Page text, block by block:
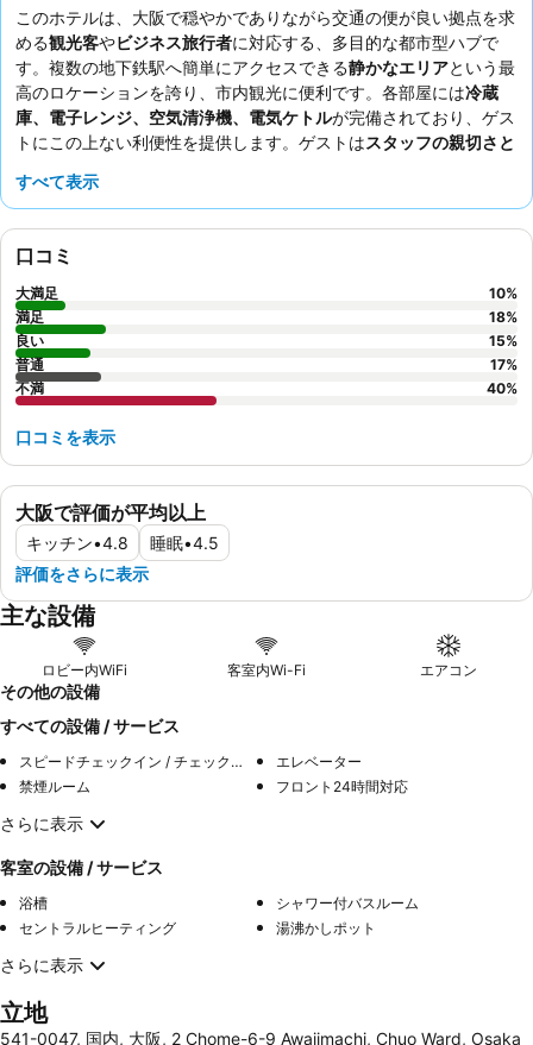
このホテルは、大阪で穏やかでありながら交通の便が良い拠点を求
める観光客やビジネス旅行者に対応する、多目的な都市型ハブで
す。複数の地下鉄駅へ簡単にアクセスできる静かなエリアという最
高のロケーションを誇り、市内観光に便利です。各部屋には冷蔵
庫、電子レンジ、空気清浄機、電気ケトルが完備されており、ゲス
トにこの上ない利便性を提供します。ゲストはスタッフの親切さと
ですが、全体的な価値が頻繁に強調されています。より静かな滞在
すべて表示
大阪で評価が平均以上
キッチン•4.8 睡眠•4.5
評価をさらに表示
口コミ
大満足 10%
満足
18%
良い
15%
普通
17%
不満
40%
口コミを表示
主な設備
ロビー内WiFi 客室内Wi-Fi エアコン
その他の設備
すべての設備 / サービス
スピードチェックイン / チェックアウト
エレベーター
禁煙ルーム
フロント24時間対応
さらに表示
客室の設備 / サービス
浴槽
シャワー付バスルーム
セントラルヒーティング
湯沸かしポット
さらに表示
立地
541-0047, 国内, 大阪, 2 Chome-6-9 Awajimachi, Chuo Ward, Osaka